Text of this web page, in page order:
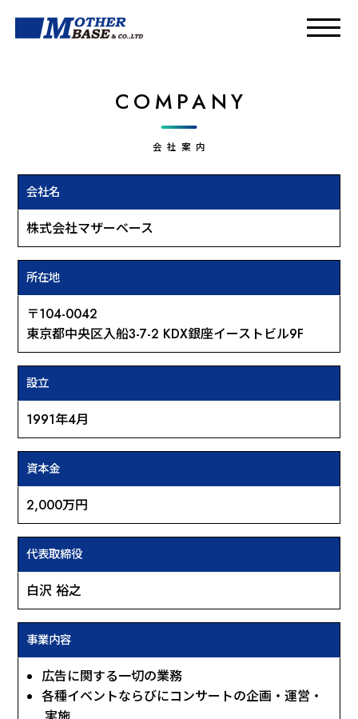
COMPANY
会社案内
会社名
株式会社マザーベース
所在地
〒104-0042
東京都中央区入船3-7-2 KDX銀座イーストビル9F
設立
1991年4月
資本金
2,000万円
代表取締役
白沢 裕之
事業内容
広告に関する一切の業務
各種イベントならびにコンサートの企画・運営・